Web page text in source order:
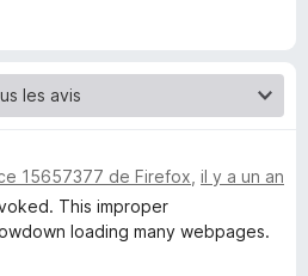
15657377 de Firefox il y a un an
This improper
loading many webpages.